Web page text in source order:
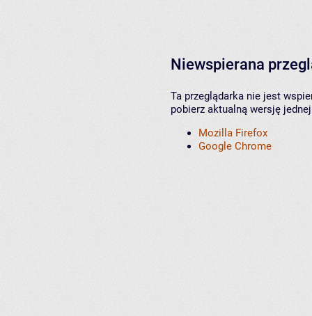
Niewspierana
Ta przeglądarka nie jest
pobierz aktualną wersję
Mozilla Firefox
Google Chrome